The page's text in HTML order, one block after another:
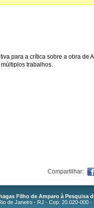
para a crítica sobre a obra de
trabalhos.
Compartilhar:
Filho de Amparo à Pesquisa
de Janeiro - RJ - Cep: 20.020-000